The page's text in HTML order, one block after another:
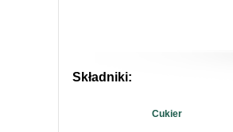
Składniki:
Cukier